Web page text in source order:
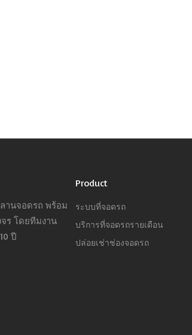
านจอดรถ พร้อม
ร โดยทีมงาน
ปี
Product
ระบบที่จอดรถ
บริการที่จอดรถรายเดือน
ปล่อยเช่าช่องจอดรถ